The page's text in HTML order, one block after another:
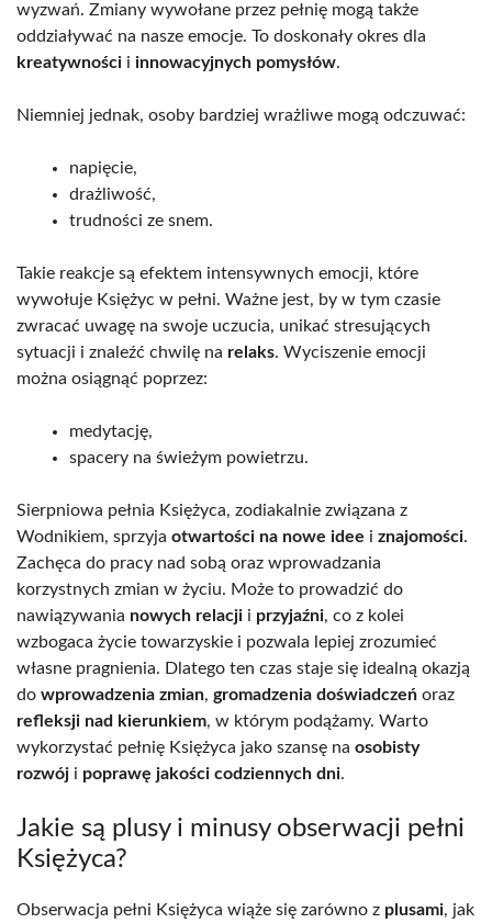
wyzwań. Zmiany wywołane przez pełnię mogą także
oddziaływać na nasze emocje. To doskonały okres dla
kreatywności i innowacyjnych pomysłów.
Niemniej jednak, osoby bardziej wrażliwe mogą odczuwać:
napięcie,
drażliwość,
trudności ze snem.
Takie reakcje są efektem intensywnych emocji, które
wywołuje Księżyc w pełni. Ważne jest, by w tym czasie
zwracać uwagę na swoje uczucia, unikać stresujących
sytuacji i znaleźć chwilę na relaks. Wyciszenie emocji
można osiągnąć poprzez:
medytację,
spacery na świeżym powietrzu.
Sierpniowa pełnia Księżyca, zodiakalnie związana z
Wodnikiem, sprzyja otwartości na nowe idee i znajomości.
Zachęca do pracy nad sobą oraz wprowadzania
korzystnych zmian w życiu. Może to prowadzić do
nawiązywania nowych relacji i przyjaźni, co z kolei
wzbogaca życie towarzyskie i pozwala lepiej zrozumieć
własne pragnienia. Dlatego ten czas staje się idealną okazją
do wprowadzenia zmian, gromadzenia doświadczeń oraz
refleksji nad kierunkiem, w którym podążamy. Warto
wykorzystać pełnię Księżyca jako szansę na osobisty
rozwój i poprawę jakości codziennych dni.
Jakie są plusy i minusy obserwacji pełni
Księżyca?
Obserwacja pełni Księżyca wiąże się zarówno z plusami, jak